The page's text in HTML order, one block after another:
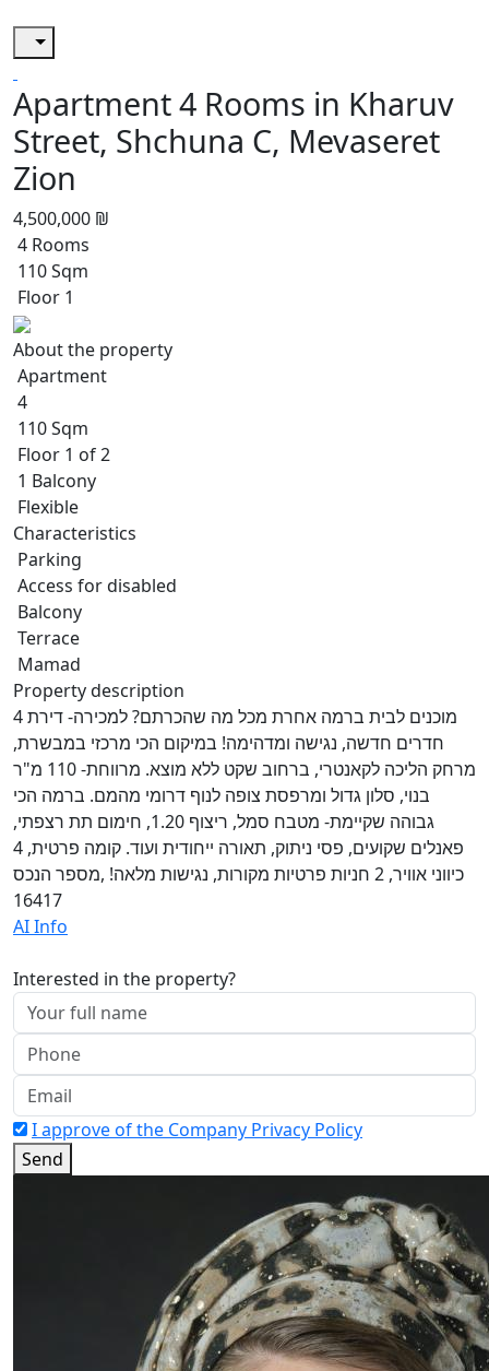
Apartment 4 Rooms in Kharuv
Street, Shchuna C, Mevaseret
Zion
4,500,000 ₪
4 Rooms
110 Sqm
Floor 1
About the property
Apartment
4
110 Sqm
Floor 1 of 2
1 Balcony
Flexible
Characteristics
Parking
Access for disabled
Balcony
Terrace
Mamad
Property description
מוכנים לבית ברמה אחרת מכל מה שהכרתם? למכירה- דירת 4
חדרים חדשה, נגישה ומדהימה! במיקום הכי מרכזי במבשרת,
מרחק הליכה לקאנטרי, ברחוב שקט ללא מוצא. מרווחת- 110 מ"ר
בנוי, סלון גדול ומרפסת צופה לנוף דרומי מהמם. ברמה הכי
גבוהה שקיימת- מטבח סמל, ריצוף 1.20, חימום תת רצפתי,
פאנלים שקועים, פסי ניתוק, תאורה ייחודית ועוד. קומה פרטית, 4
כיווני אוויר, 2 חניות פרטיות מקורות, נגישות מלאה! ,מספר הנכס
16417
AI Info
Interested in the property?
I approve of the Company Privacy Policy
Send